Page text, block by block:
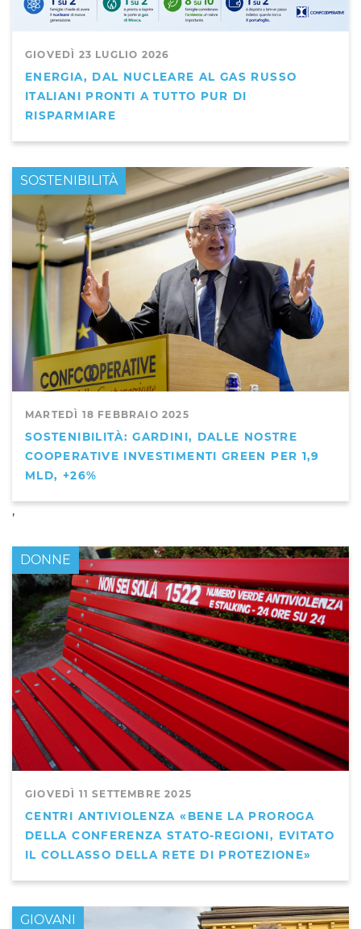
GIOVEDÌ 23 LUGLIO 2026
ENERGIA, DAL NUCLEARE AL GAS RUSSO
ITALIANI PRONTI A TUTTO PUR DI
RISPARMIARE
MARTEDÌ 18 FEBBRAIO 2025
SOSTENIBILITÀ: GARDINI, DALLE NOSTRE
COOPERATIVE INVESTIMENTI GREEN PER 1,9
MLD, +26%
PRIMO PIANO
,
SOSTENIBILITÀ
GIOVEDÌ 11 SETTEMBRE 2025
CENTRI ANTIVIOLENZA «BENE LA PROROGA
DELLA CONFERENZA STATO-REGIONI, EVITATO
IL COLLASSO DELLA RETE DI PROTEZIONE»
DONNE
GIOVANI